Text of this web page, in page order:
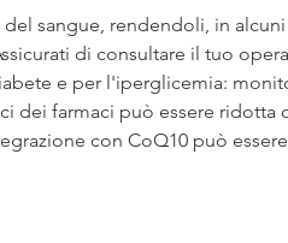
sangue, rendendoli, in
di consultare il tuo
e per l'iperglicemia:
dei farmaci può essere ridotta
con CoQ10 può